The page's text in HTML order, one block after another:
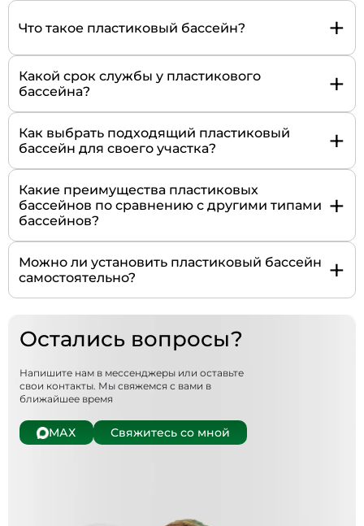
Что такое пластиковый бассейн? +
Какой срок службы у пластикового
бассейна?
+
Как выбрать подходящий пластиковый
бассейн для своего участка?
+
Какие преимущества пластиковых
бассейнов по сравнению с другими типами
бассейнов?
+
Можно ли установить пластиковый бассейн
самостоятельно?
+
Остались вопросы?
Напишите нам в мессенджеры или оставьте
свои контакты. Мы свяжемся с вами в
ближайшее время
МАХ Свяжитесь со мной